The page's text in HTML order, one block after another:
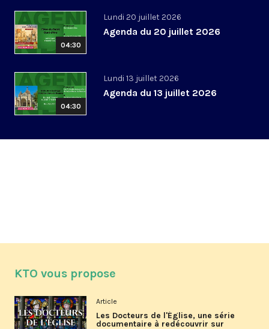
04:30
Lundi 20 juillet 2026
Agenda du 20 juillet 2026
04:30
Lundi 13 juillet 2026
Agenda du 13 juillet 2026
KTO vous propose
Article
Les Docteurs de l'Église, une série
documentaire à redécouvrir sur